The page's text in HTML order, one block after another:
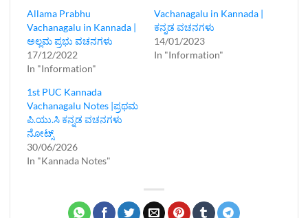
Allama Prabhu
Vachanagalu in Kannada |
ಅಲ್ಲಮ ಪ್ರಭು ವಚನಗಳು
17/12/2022
In "Information"
Vachanagalu in Kannada |
ಕನ್ನಡ ವಚನಗಳು
14/01/2023
In "Information"
1st PUC Kannada
Vachanagalu Notes |ಪ್ರಥಮ
ಪಿ.ಯು.ಸಿ ಕನ್ನಡ ವಚನಗಳು
ನೋಟ್ಸ್
30/06/2026
In "Kannada Notes"